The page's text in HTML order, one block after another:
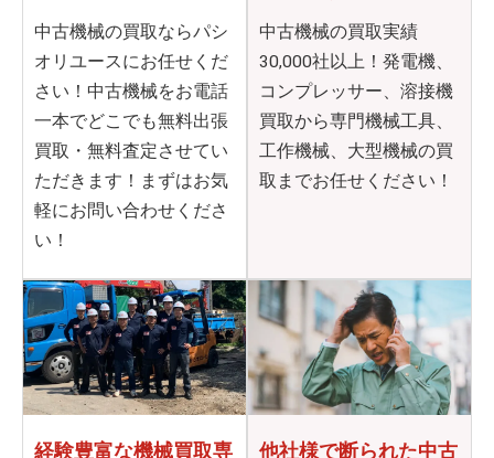
中古機械の買取ならパシ
オリユースにお任せくだ
さい！中古機械をお電話
一本でどこでも無料出張
買取・無料査定させてい
ただきます！まずはお気
軽にお問い合わせくださ
い！
中古機械の買取実績
30,000社以上！発電機、
コンプレッサー、溶接機
買取から専門機械工具、
工作機械、大型機械の買
取までお任せください！
経験豊富な機械買取専
他社様で断られた中古